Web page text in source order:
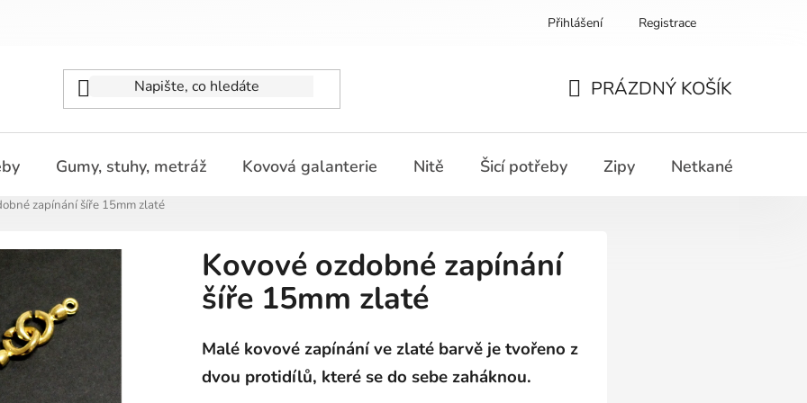
Přihlášení Registrace
KOŠÍK
PRÁZDNÝ KOŠÍK
Gumy, stuhy, metráž Kovová galanterie Nitě Šicí potřeby Zipy Netkané textilie
zapínání šíře 15mm zlaté
Kovové ozdobné zapínání
šíře 15mm zlaté
Malé kovové zapínání ve zlaté barvě je tvořeno z
dvou protidílů, které se do sebe zaháknou.